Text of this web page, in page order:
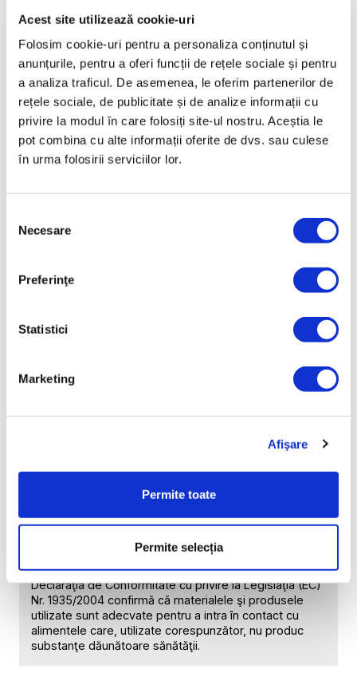
Acest site utilizează cookie-uri
Folosim cookie-uri pentru a personaliza conținutul și
anunțurile, pentru a oferi funcții de rețele sociale și pentru
a analiza traficul. De asemenea, le oferim partenerilor de
rețele sociale, de publicitate și de analize informații cu
privire la modul în care folosiți site-ul nostru. Aceștia le
pot combina cu alte informații oferite de dvs. sau culese
în urma folosirii serviciilor lor.
consimțământului
Necesare
Preferinţe
Statistici
Marketing
Afişare
Permite toate
Permite selecția
supă (Ø 235 mm), 6 farfurii pentru desert (Ø 230 mm),
1 farfurie suport (Ø 320 mm), 1 supieră (3,30 l), 1
sosieră (0,50 l), 1 bol pentru salată (Ø 250 mm), 1
platou oval (Ø 350 mm), 1 solniță pentru sare (h 60
mm) și o solniță pentru piper (h 60 mm).
Date tehnice
LP-3306-SET-BR
NUME PRODUS
8832 Wollerau, Elveția
CERTIFICATE/DECLARAŢII
Declaraţia de Conformitate cu privire la Legislaţia (EC)
Nr. 1935/2004 confirmă că materialele şi produsele
utilizate sunt adecvate pentru a intra în contact cu
alimentele care, utilizate corespunzător, nu produc
substanţe dăunătoare sănătăţii.